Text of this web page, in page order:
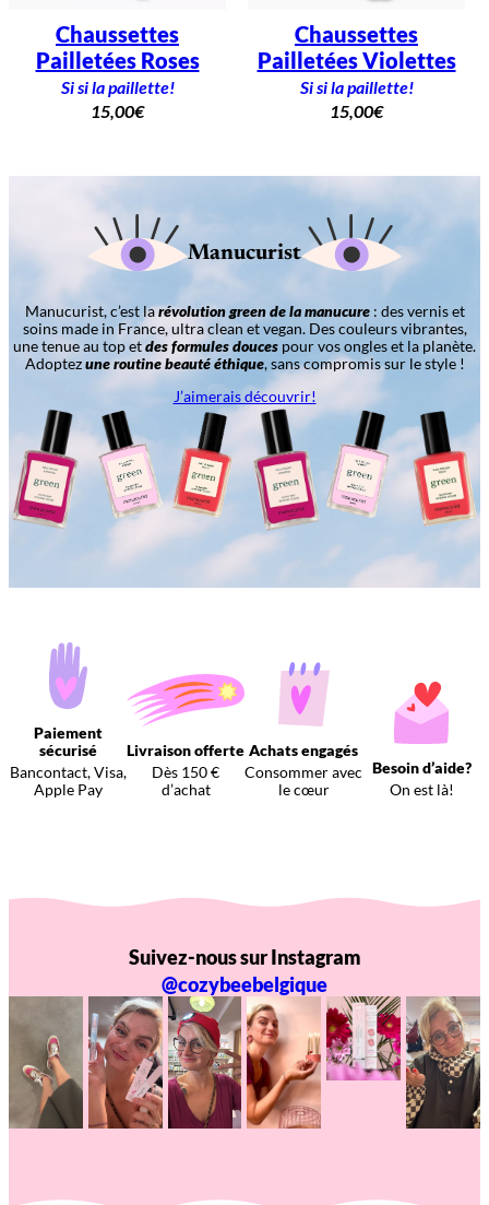
Chaussettes
Pailletées Roses
Si si la paillette!
15,00€
Chaussettes
Pailletées Violettes
Si si la paillette!
15,00€
Manucurist
Manucurist, c’est larévolution green de la manucure: des vernis et
soins made in France, ultra clean et vegan. Des couleurs vibrantes,
une tenue au top etdes formules douces pour vos ongles et la planète.
Adoptezune routine beauté éthique, sans compromis sur le style !
J’aimerais découvrir!
Paiement
sécurisé
Bancontact, Visa,
Apple Pay
Livraison offerte
Dès 150 €
d’achat
Achats engagés
Consommer avec
le cœur
Besoin d’aide?
On est là!
Suivez-nous sur Instagram
@cozybeebelgique